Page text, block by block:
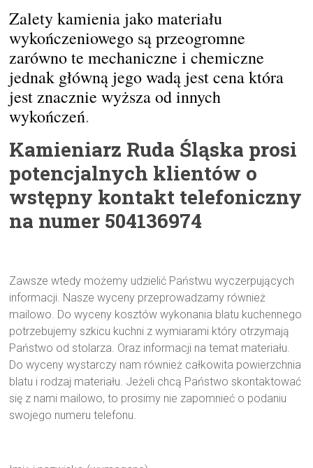
Zalety kamienia jako materiału
wykończeniowego są przeogromne
zarówno te mechaniczne i chemiczne
jednak główną jego wadą jest cena która
jest znacznie wyższa od innych
wykończeń.
Kamieniarz Ruda Śląska prosi
potencjalnych klientów o
wstępny kontakt telefoniczny
na numer 504136974
Zawsze wtedy możemy udzielić Państwu wyczerpujących
informacji. Nasze wyceny przeprowadzamy również
mailowo. Do wyceny kosztów wykonania blatu kuchennego
potrzebujemy szkicu kuchni z wymiarami który otrzymają
Państwo od stolarza. Oraz informacji na temat materiału.
Do wyceny wystarczy nam również całkowita powierzchnia
blatu i rodzaj materiału. Jeżeli chcą Państwo skontaktować
się z nami mailowo, to prosimy nie zapomnieć o podaniu
swojego numeru telefonu.